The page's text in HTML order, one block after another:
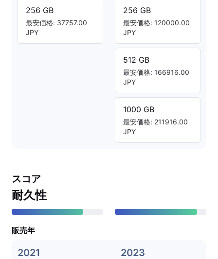
256 GB
最安価格: 37757.00
JPY
256 GB
最安価格: 120000.00
JPY
512 GB
最安価格: 166916.00
JPY
1000 GB
最安価格: 211916.00
JPY
スコア
耐久性
販売年
2021 2023